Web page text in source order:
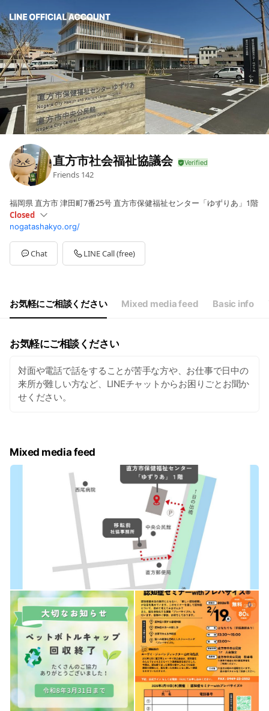
直方市社会福祉協議会
Friends 142
福岡県 直方市 津田町7番25号 直方市保健福祉センター「ゆずりあ」1階
Closed
SunClosed
Mon08:30 - 17:00
Tue08:30 - 17:00
Wed08:30 - 17:00
SatClosed
土・日・祝日・年末年始はお休みです。
nogatashakyo.org/
Chat LINE Call (free)
お気軽にご相談ください Mixed media feed Basic info
お気軽にご相談ください
対面や電話で話をすることが苦手な方や、お仕事で日中の
来所が難しい方など、LINEチャットからお困りごとお聞か
せください。
Mixed media feed